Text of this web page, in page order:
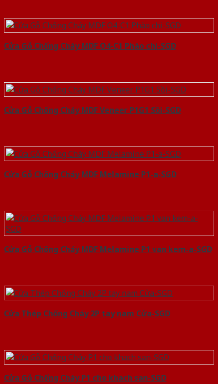
Cửa Gỗ Chống Cháy MDF O4-C1 Phào chi-SGD
Cửa Gỗ Chống Cháy MDF Veneer P1G1 Sồi-SGD
Cửa Gỗ Chống Cháy MDF Melamine P1-a-SGD
Cửa Gỗ Chống Cháy MDF Melamine P1 van kem-a-SGD
Cửa Thép Chống Cháy 2P tay nam Cửa-SGD
Cửa Gỗ Chống Cháy P1 cho khach san-SGD